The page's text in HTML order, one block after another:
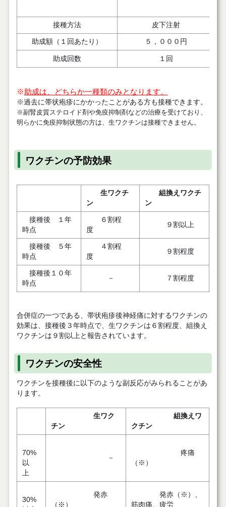
接種方法 皮下注射
助成額（１回あたり） ５，０００円
助成回数 １回
※助成は、どちらか一種類のみとなります。
※過去に帯状疱疹にかかったことがある方も接種できます。
※副腎皮質ステロイド剤や免疫抑制剤などの治療を受けており、
明らかに免疫抑制状態の方は、生ワクチンは接種できません。
ワクチンの予防効果
生ワクチ
ン
組換えワクチ
ン
接種後 １年
時点
６割程
度
９割以上
接種後 ５年
時点
４割程
度
９割程度
接種後１０年
時点
－ ７割程度
合併症の一つである、帯状疱疹後神経痛に対するワクチンの
効果は、接種後３年時点で、生ワクチンは６割程度、組換え
ワクチンは９割以上と報告されています。
ワクチンの安全性
ワクチンを接種後に以下のような副反応がみられることがあ
ります。
生ワク
チン
組換えワ
クチン
70%
以
上
－
疼痛
（※）
30%
発赤
（※）
発赤（※）、
筋肉痛、疲労